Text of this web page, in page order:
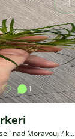
Obrázok
1
nad Moravou,? km